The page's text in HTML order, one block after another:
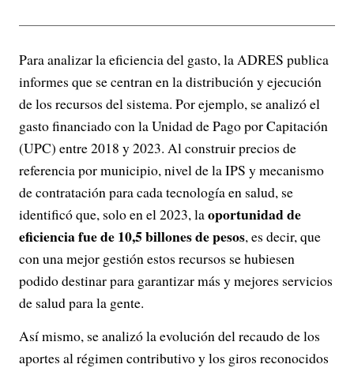
Para analizar la eficiencia del gasto, la ADRES publica
informes que se centran en la distribución y ejecución
de los recursos del sistema. Por ejemplo, se analizó el
gasto financiado con la Unidad de Pago por Capitación
(UPC) entre 2018 y 2023. Al construir precios de
referencia por municipio, nivel de la IPS y mecanismo
de contratación para cada tecnología en salud, se
identificó que, solo en el 2023, laoportunidad de
eficiencia fue de 10,5 billones de pesos, es decir, que
con una mejor gestión estos recursos se hubiesen
podido destinar para garantizar más y mejores servicios
de salud para la gente.
Así mismo, se analizó la evolución del recaudo de los
aportes al régimen contributivo y los giros reconocidos